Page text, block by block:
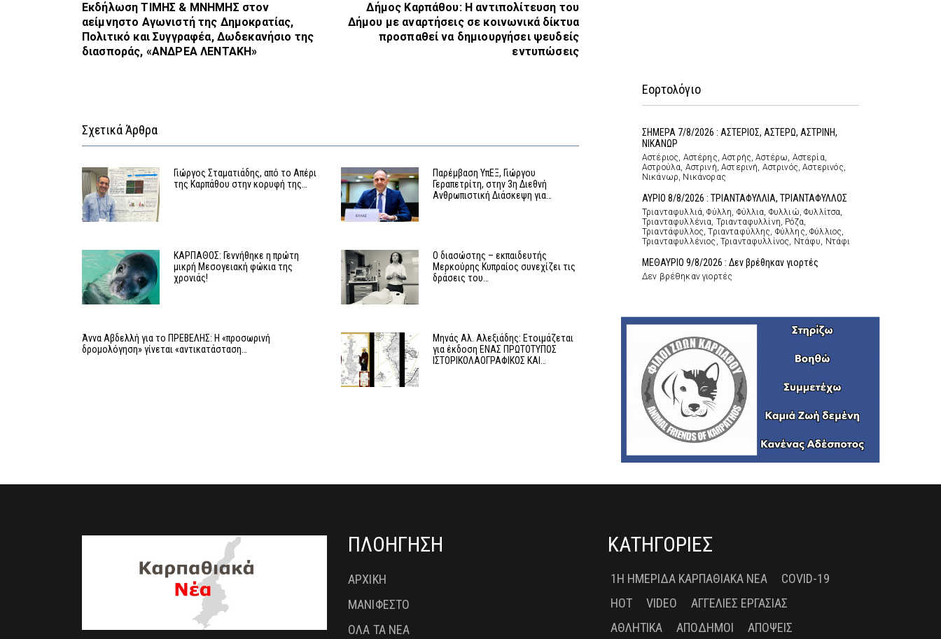
Εκδήλωση ΤΙΜΗΣ & ΜΝΗΜΗΣ στον
αείμνηστο Αγωνιστή της Δημοκρατίας,
Πολιτικό και Συγγραφέα, Δωδεκανήσιο της
διασποράς, «ΑΝΔΡΕΑ ΛΕΝΤΑΚΗ»
Δήμος Καρπάθου: Η αντιπολίτευση του
Δήμου με αναρτήσεις σε κοινωνικά δίκτυα
προσπαθεί να δημιουργήσει ψευδείς
εντυπώσεις
Σχετικά Άρθρα
Γιώργος Σταματιάδης, από το Απέρι
της Καρπάθου στην κορυφή της…
Παρέμβαση ΥπΕΞ, Γιώργου
Γεραπετρίτη, στην 3η Διεθνή
Ανθρωπιστική Διάσκεψη για…
ΚΑΡΠΑΘΟΣ: Γεννήθηκε η πρώτη
μικρή Μεσογειακή φώκια της
χρονιάς!
Ο διασώστης – εκπαιδευτής
Μερκούρης Κυπραίος συνεχίζει τις
δράσεις του…
Άννα Αβδελλή για το ΠΡΕΒΕΛΗΣ: Η «προσωρινή
δρομολόγηση» γίνεται «αντικατάσταση…
Μηνάς Αλ. Αλεξιάδης: Ετοιμάζεται
για έκδοση ΕΝΑΣ ΠΡΩΤΟΤΥΠΟΣ
ΙΣΤΟΡΙΚΟΛΑΟΓΡΑΦΙΚΟΣ ΚΑΙ…
Εορτολόγιο
ΣΗΜΕΡΑ 7/8/2026 : ΑΣΤΕΡΙΟΣ, ΑΣΤΕΡΩ, ΑΣΤΡΙΝΗ,
ΝΙΚΑΝΩΡ
Αστέριος, Αστέρης, Αστρής, Αστέρω, Αστερία,
Αστρούλα, Αστρινή, Αστερινή, Αστρινός, Αστερινός,
Νικάνωρ, Νικάνορας
ΑΥΡΙΟ 8/8/2026 : ΤΡΙΑΝΤΑΦΥΛΛΙΑ, ΤΡΙΑΝΤΑΦΥΛΛΟΣ
Τριανταφυλλιά, Φύλλη, Φύλλια, Φυλλιώ, Φυλλίτσα,
Τριανταφυλλένια, Τριανταφυλλίνη, Ρόζα,
Τριαντάφυλλος, Τριανταφύλλης, Φύλλης, Φύλλιος,
Τριανταφυλλένιος, Τριανταφυλλίνος, Ντάφυ, Ντάφι
ΜΕΘΑΥΡΙΟ 9/8/2026 : Δεν βρέθηκαν γιορτές
Δεν βρέθηκαν γιορτές
ΠΛΟΗΓΗΣΗ
ΑΡΧΙΚΗ
ΜΑΝΙΦΕΣΤΟ
ΟΛΑ ΤΑ ΝΕΑ
ΚΑΤΗΓΟΡΙΕΣ
1Η ΗΜΕΡΊΔΑ ΚΑΡΠΑΘΙΑΚΆ ΝΈΑ
COVID-19
HOT
VIDEO
ΑΓΓΕΛΊΕΣ ΕΡΓΑΣΊΑΣ
ΑΘΛΗΤΙΚΆ
ΑΠΌΔΗΜΟΙ ΑΠΌΨΕΙΣ